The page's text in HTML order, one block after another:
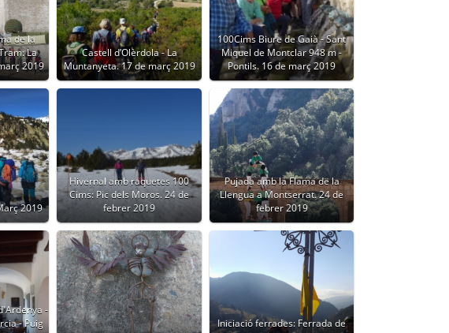
de la
La
2019
Castell d’Olèrdola - La
Muntanyeta. 17 de març 2019
100Cims Biure de Gaià - Sant
Miquel de Montclar 948 m -
Pontils. 16 de març 2019
2019
Hivernal amb raquetes 100
Cims: Pic dels Moros. 24 de
febrer 2019
Pujada amb la Flama de la
Llengua a Montserrat. 24 de
febrer 2019
-
- Puig
Iniciació ferrades: Ferrada de